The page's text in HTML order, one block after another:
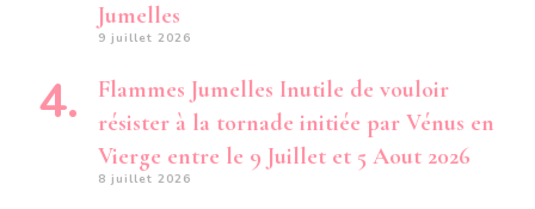
Jumelles
9 juillet 2026
Flammes Jumelles Inutile de vouloir
résister à la tornade initiée par Vénus en
Vierge entre le 9 Juillet et 5 Aout 2026
8 juillet 2026